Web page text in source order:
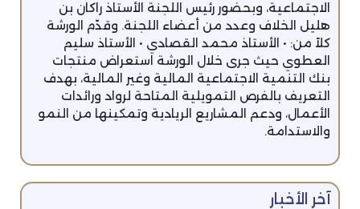
الاجتماعية، وبحضور رئيس اللجنة الأستاذ راكان بن
هليل الخلاف وعدد من أعضاء اللجنة. وقدّم الورشة
كلاً من: • الأستاذ محمد القصادي • الأستاذ سليم
العطوي حيث جرى خلال الورشة استعراض منتجات
بنك التنمية الاجتماعية المالية وغير المالية، بهدف
التعريف بالفرص التمويلية المتاحة لرواد ورائدات
الأعمال، ودعم المشاريع الريادية وتمكينها من النمو
والاستدامة.
آخر الأخبار